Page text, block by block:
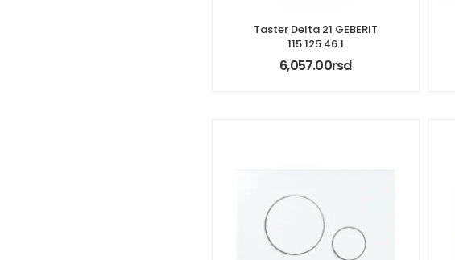
Taster Delta 21 GEBERIT
115.125.46.1
6,057.00rsd